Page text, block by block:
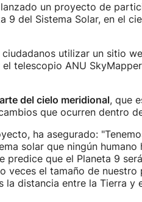
un proyecto de
9 del Sistema Solar, en el
utilizar un sitio
telescopio ANU
del cielo meridional, que
que ocurren dentro
ha asegurado:
solar que ningún humano
predice que el Planeta 9
veces el tamaño de nuestro
distancia entre la Tierra y